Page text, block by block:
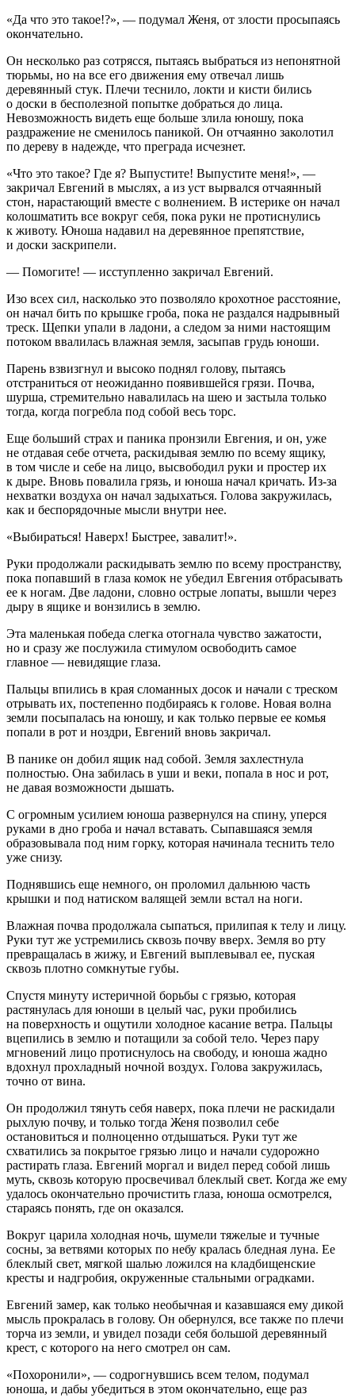
«Да что это такое!?», — подумал Женя, от злости просыпаясь
окончательно.
Он несколько раз сотрясся, пытаясь выбраться из непонятной
тюрьмы, но на все его движения ему отвечал лишь
деревянный стук. Плечи теснило, локти и кисти бились
о доски в бесполезной попытке добраться до лица.
Невозможность видеть еще больше злила юношу, пока
раздражение не сменилось паникой. Он отчаянно заколотил
по дереву в надежде, что преграда исчезнет.
«Что это такое? Где я? Выпустите! Выпустите меня!», —
закричал Евгений в мыслях, а из уст вырвался отчаянный
стон, нарастающий вместе с волнением. В истерике он начал
колошматить все вокруг себя, пока руки не протиснулись
к животу. Юноша надавил на деревянное препятствие,
и доски заскрипели.
— Помогите! — исступленно закричал Евгений.
Изо всех сил, насколько это позволяло крохотное расстояние,
он начал бить по крышке гроба, пока не раздался надрывный
треск. Щепки упали в ладони, а следом за ними настоящим
потоком ввалилась влажная земля, засыпав грудь юноши.
Парень взвизгнул и высоко поднял голову, пытаясь
отстраниться от неожиданно появившейся грязи. Почва,
шурша, стремительно навалилась на шею и застыла только
тогда, когда погребла под собой весь торс.
Еще больший страх и паника пронзили Евгения, и он, уже
не отдавая себе отчета, раскидывая землю по всему ящику,
в том числе и себе на лицо, высвободил руки и простер их
к дыре. Вновь повалила грязь, и юноша начал кричать. Из-за
нехватки воздуха он начал задыхаться. Голова закружилась,
как и беспорядочные мысли внутри нее.
«Выбираться! Наверх! Быстрее, завалит!».
Руки продолжали раскидывать землю по всему пространству,
пока попавший в глаза комок не убедил Евгения отбрасывать
ее к ногам. Две ладони, словно острые лопаты, вышли через
дыру в ящике и вонзились в землю.
Эта маленькая победа слегка отогнала чувство зажатости,
но и сразу же послужила стимулом освободить самое
главное — невидящие глаза.
Пальцы впились в края сломанных досок и начали с треском
отрывать их, постепенно подбираясь к голове. Новая волна
земли посыпалась на юношу, и как только первые ее комья
попали в рот и ноздри, Евгений вновь закричал.
В панике он добил ящик над собой. Земля захлестнула
полностью. Она забилась в уши и веки, попала в нос и рот,
не давая возможности дышать.
С огромным усилием юноша развернулся на спину, уперся
руками в дно гроба и начал вставать. Сыпавшаяся земля
образовывала под ним горку, которая начинала теснить тело
уже снизу.
Поднявшись еще немного, он проломил дальнюю часть
крышки и под натиском валящей земли встал на ноги.
Влажная почва продолжала сыпаться, прилипая к телу и лицу.
Руки тут же устремились сквозь почву вверх. Земля во рту
превращалась в жижу, и Евгений выплевывал ее, пуская
сквозь плотно сомкнутые губы.
Спустя минуту истеричной борьбы с грязью, которая
растянулась для юноши в целый час, руки пробились
на поверхность и ощутили холодное касание ветра. Пальцы
вцепились в землю и потащили за собой тело. Через пару
мгновений лицо протиснулось на свободу, и юноша жадно
вдохнул прохладный ночной воздух. Голова закружилась,
точно от вина.
Он продолжил тянуть себя наверх, пока плечи не раскидали
рыхлую почву, и только тогда Женя позволил себе
остановиться и полноценно отдышаться. Руки тут же
схватились за покрытое грязью лицо и начали судорожно
растирать глаза. Евгений моргал и видел перед собой лишь
муть, сквозь которую просвечивал блеклый свет. Когда же ему
удалось окончательно прочистить глаза, юноша осмотрелся,
стараясь понять, где он оказался.
Вокруг царила холодная ночь, шумели тяжелые и тучные
сосны, за ветвями которых по небу кралась бледная луна. Ее
блеклый свет, мягкой шалью ложился на кладбищенские
кресты и надгробия, окруженные стальными оградками.
Евгений замер, как только необычная и казавшаяся ему дикой
мысль прокралась в голову. Он обернулся, все также по плечи
торча из земли, и увидел позади себя большой деревянный
крест, с которого на него смотрел он сам.
«Похоронили», — содрогнувшись всем телом, подумал
юноша, и дабы убедиться в этом окончательно, еще раз